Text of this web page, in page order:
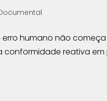
erro humano não
reativa